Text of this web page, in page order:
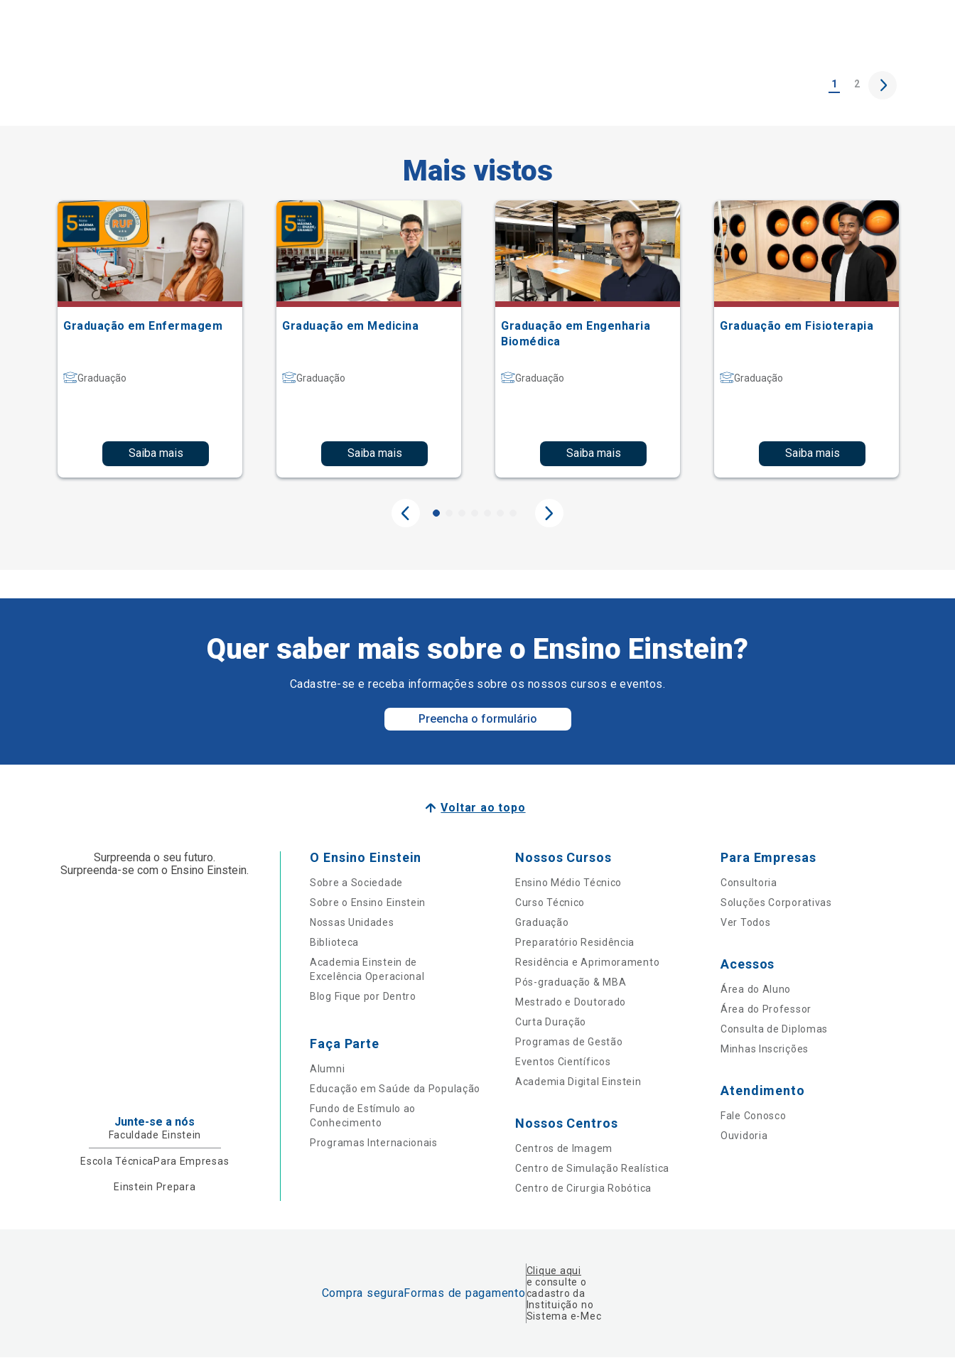
1 2
Mais vistos
Graduação em Enfermagem
Graduação
Saiba mais
Graduação em Medicina
Graduação
Saiba mais
Graduação em Engenharia
Biomédica
Graduação
Saiba mais
Graduação em Fisioterapia
Graduação
Saiba mais
Quer saber mais sobre o Ensino Einstein?
Cadastre-se e receba informações sobre os nossos cursos e eventos.
Preencha o formulário
Voltar ao topo
Surpreenda o seu futuro.
Surpreenda-se com o Ensino Einstein.
Junte-se a nós
Faculdade Einstein
Escola TécnicaPara Empresas
Einstein Prepara
O Ensino Einstein
Sobre a Sociedade
Sobre o Ensino Einstein
Nossas Unidades
Biblioteca
Academia Einstein de
Excelência Operacional
Blog Fique por Dentro
Faça Parte
Alumni
Educação em Saúde da População
Fundo de Estímulo ao
Conhecimento
Programas Internacionais
Nossos Cursos
Ensino Médio Técnico
Curso Técnico
Graduação
Preparatório Residência
Residência e Aprimoramento
Pós-graduação & MBA
Mestrado e Doutorado
Curta Duração
Programas de Gestão
Eventos Científicos
Academia Digital Einstein
Nossos Centros
Centros de Imagem
Centro de Simulação Realística
Centro de Cirurgia Robótica
Para Empresas
Consultoria
Soluções Corporativas
Ver Todos
Acessos
Área do Aluno
Área do Professor
Consulta de Diplomas
Minhas Inscrições
Atendimento
Fale Conosco
Ouvidoria
Compra seguraFormas de pagamento
Clique aqui
e consulte o
cadastro da
Instituição no
Sistema e-Mec